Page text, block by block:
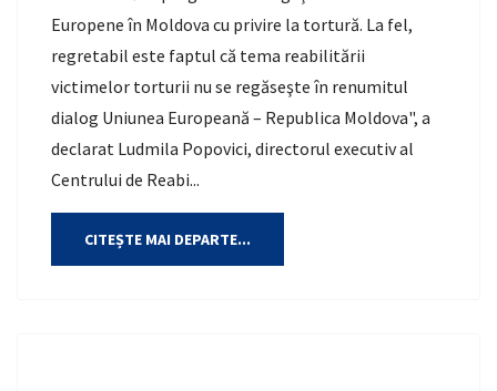
Europene în Moldova cu privire la tortură. La fel,
regretabil este faptul că tema reabilitării
victimelor torturii nu se regăseşte în renumitul
dialog Uniunea Europeană – Republica Moldova", a
declarat Ludmila Popovici, directorul executiv al
Centrului de Reabi...
CITEȘTE MAI DEPARTE...